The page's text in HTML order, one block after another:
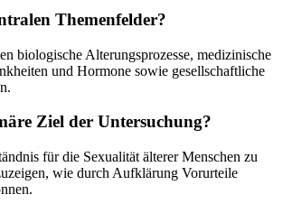
Themenfelder?
biologische Alterungsprozesse, medizinische
und Hormone sowie gesellschaftliche
Ziel der Untersuchung?
für die Sexualität älterer Menschen zu
wie durch Aufklärung Vorurteile